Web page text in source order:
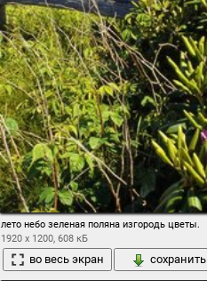
лето небо зеленая поляна изгородь цветы.
1920 x 1200, 608 кБ
во весь экран сохранить